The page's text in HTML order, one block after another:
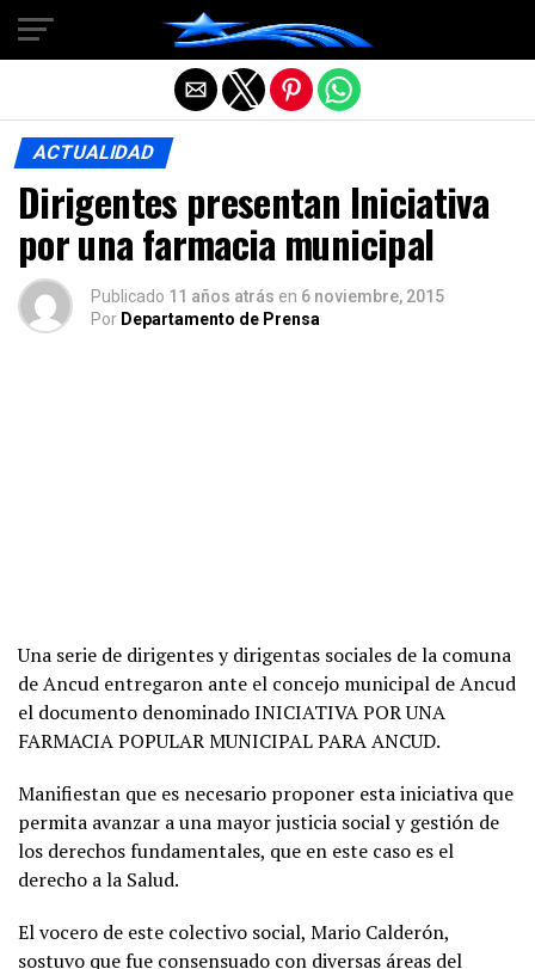
ACTUALIDAD
Dirigentes presentan Iniciativa
por una farmacia municipal
Publicado 11 años atrás en 6 noviembre, 2015
Por Departamento de Prensa
Una serie de dirigentes y dirigentas sociales de la comuna
de Ancud entregaron ante el concejo municipal de Ancud
el documento denominado INICIATIVA POR UNA
FARMACIA POPULAR MUNICIPAL PARA ANCUD.
Manifiestan que es necesario proponer esta iniciativa que
permita avanzar a una mayor justicia social y gestión de
los derechos fundamentales, que en este caso es el
derecho a la Salud.
El vocero de este colectivo social, Mario Calderón,
sostuvo que fue consensuado con diversas áreas del
Salir de la versión móvil